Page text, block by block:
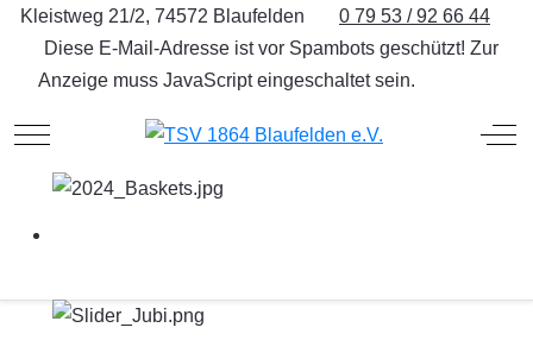
Kleistweg 21/2, 74572 Blaufelden
0 79 53 / 92 66 44
Diese E-Mail-Adresse ist vor Spambots geschützt! Zur
Anzeige muss JavaScript eingeschaltet sein.
Mobile Menu Toggle Off-